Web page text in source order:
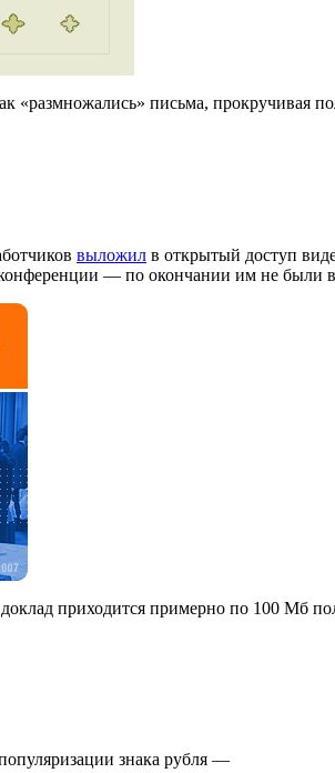
«размножались» письма, прокручивая
выложил в открытый доступ
— по окончании им не были
приходится примерно по 100 Мб
знака рубля —